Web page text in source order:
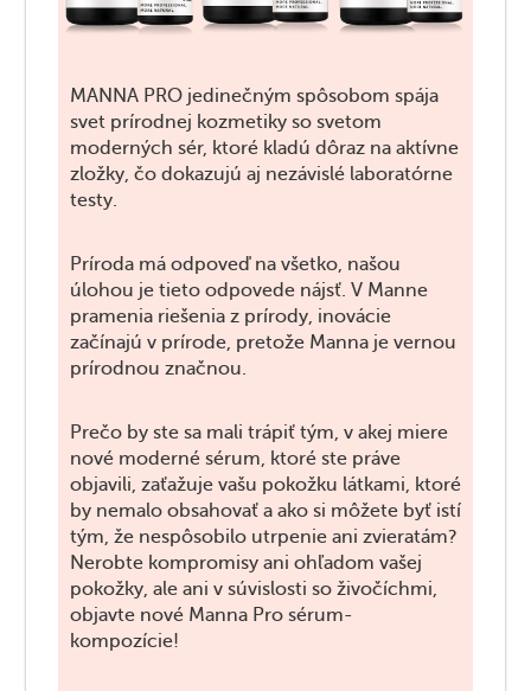
MANNA PRO jedinečným spôsobom spája
svet prírodnej kozmetiky so svetom
moderných sér, ktoré kladú dôraz na aktívne
zložky, čo dokazujú aj nezávislé laboratórne
testy.
Príroda má odpoveď na všetko, našou
úlohou je tieto odpovede nájsť. V Manne
pramenia riešenia z prírody, inovácie
začínajú v prírode, pretože Manna je vernou
prírodnou značnou.
Prečo by ste sa mali trápiť tým, v akej miere
nové moderné sérum, ktoré ste práve
objavili, zaťažuje vašu pokožku látkami, ktoré
by nemalo obsahovať a ako si môžete byť istí
tým, že nespôsobilo utrpenie ani zvieratám?
Nerobte kompromisy ani ohľadom vašej
pokožky, ale ani v súvislosti so živočíchmi,
objavte nové Manna Pro sérum-
kompozície!